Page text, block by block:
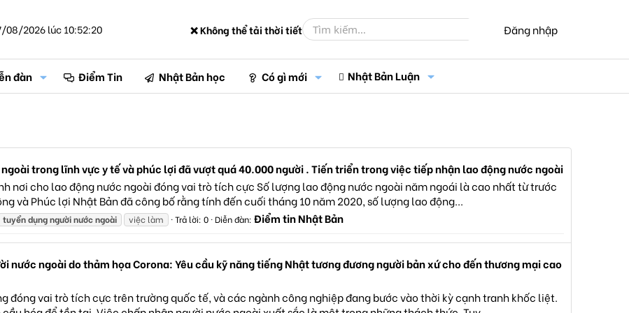
08/2026 lúc 10:52:20 ❌ Không thể tải thời tiết Đăng nhập
đàn Điểm Tin Nhật Bản học Có gì mới Nhật Bản Luận
trong lĩnh vực y tế và phúc lợi đã vượt quá 40.000 người . Tiến triển trong việc tiếp nhận lao động nước ngoài
nơi cho lao động nước ngoài đóng vai trò tích cực Số lượng lao động nước ngoài năm ngoái là cao nhất từ trước
và Phúc lợi Nhật Bản đã công bố rằng tính đến cuối tháng 10 năm 2020, số lượng lao động...
tuyểndụngngườinướcngoài việc làm Trả lời: 0 Diễn đàn: Điểm tin Nhật Bản
nước ngoài do thảm họa Corona: Yêu cầu kỹ năng tiếng Nhật tương đương người bản xứ cho đến thương mại cao
đóng vai trò tích cực trên trường quốc tế, và các ngành công nghiệp đang bước vào thời kỳ cạnh tranh khốc liệt.